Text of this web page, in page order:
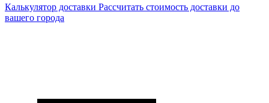
Калькулятор доставки Рассчитать стоимость доставки до
вашего города